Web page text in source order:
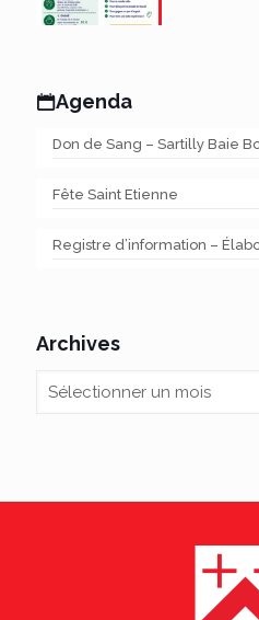
Agenda
Don de Sang – Sartilly Baie
Fête Saint Etienne
Registre d’information –
Archives
Archives